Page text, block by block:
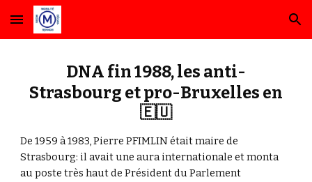
Skip to main content Skip to navigation
DNA fin 1988, les anti-
Strasbourg et pro-Bruxelles en
🇪🇺
De 1959 à 1983, Pierre PFIMLIN était maire de
Strasbourg: il avait une aura internationale et monta
au poste très haut de Président du Parlement